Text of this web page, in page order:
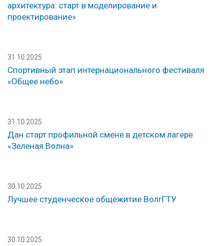
архитектура: старт в моделирование и
проектирование»
31.10.2025
Спортивный этап интернационального фестиваля
«Общее небо»
31.10.2025
Дан старт профильной смене в детском лагере
«Зеленая Волна»
30.10.2025
Лучшее студенческое общежитие ВолгГТУ
30.10.2025